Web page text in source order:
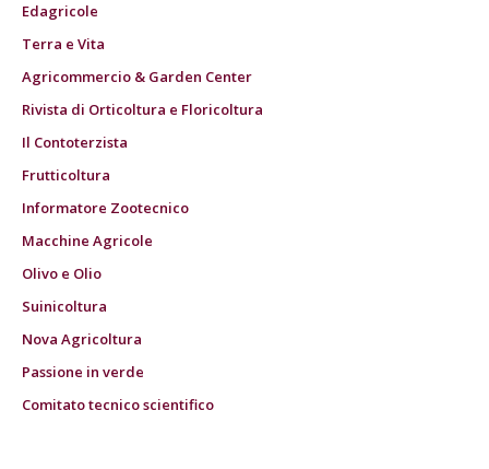
Edagricole
Terra e Vita
Agricommercio & Garden Center
Rivista di Orticoltura e Floricoltura
Il Contoterzista
Frutticoltura
Informatore Zootecnico
Macchine Agricole
Olivo e Olio
Suinicoltura
Nova Agricoltura
Passione in verde
Comitato tecnico scientifico